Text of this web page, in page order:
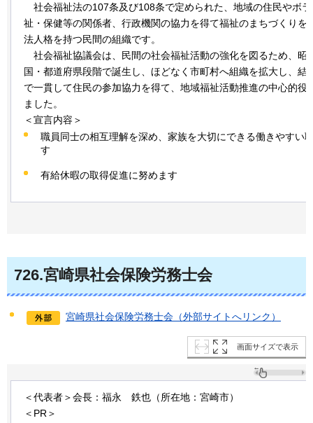
社会福祉法の107条及び108条で定められた、地域の住民やボ
祉・保健等の関係者、行政機関の協力を得て福祉のまちづくりを
法人格を持つ民間の組織です。
社会福祉協議会は、民間の社会福祉活動の強化を図るため、昭
国・都道府県段階で誕生し、ほどなく市町村へ組織を拡大し、結
で一貫して住民の参加協力を得て、地域福祉活動推進の中心的役
ました。
＜宣言内容＞
職員同士の相互理解を深め、家族を大切にできる働きやすい
す
有給休暇の取得促進に努めます
726.宮崎県社会保険労務士会
宮崎県社会保険労務士会（外部サイトへリンク）
画面サイズで表示
＜代表者＞会長：福永 鉄也 （所在地：宮崎市）
＜PR＞